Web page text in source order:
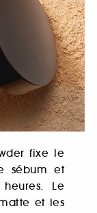
fixe le
sébum et
Le
et les